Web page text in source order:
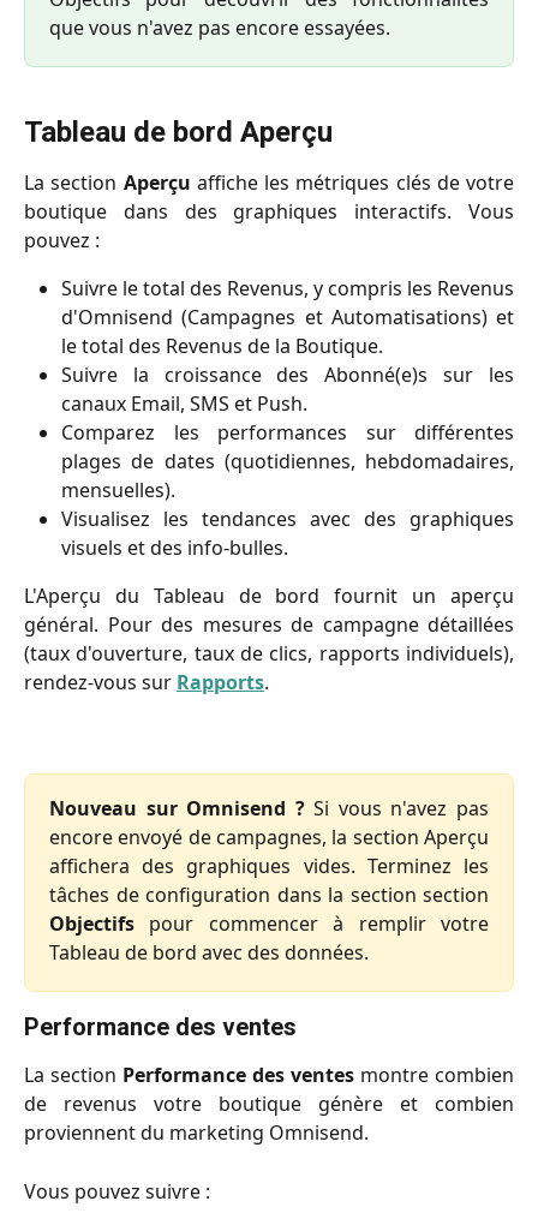
que vous n'avez pas encore essayées.
Tableau de bord Aperçu
La section Aperçu affiche les métriques clés de votre
boutique dans des graphiques interactifs. Vous
pouvez :
Suivre le total des Revenus, y compris les Revenus
d'Omnisend (Campagnes et Automatisations) et
le total des Revenus de la Boutique.
Suivre la croissance des Abonné(e)s sur les
canaux Email, SMS et Push.
Comparez les performances sur différentes
plages de dates (quotidiennes, hebdomadaires,
mensuelles).
Visualisez les tendances avec des graphiques
visuels et des info-bulles.
L'Aperçu du Tableau de bord fournit un aperçu
général. Pour des mesures de campagne détaillées
(taux d'ouverture, taux de clics, rapports individuels),
rendez-vous sur Rapports.
Nouveau sur Omnisend ?Si vous n'avez pas
encore envoyé de campagnes, la section Aperçu
affichera des graphiques vides. Terminez les
tâches de configuration dans la section section
Objectifs pour commencer à remplir votre
Tableau de bord avec des données.
Performance des ventes
La section Performance des ventes montre combien
de revenus votre boutique génère et combien
proviennent du marketing Omnisend.
Vous pouvez suivre :